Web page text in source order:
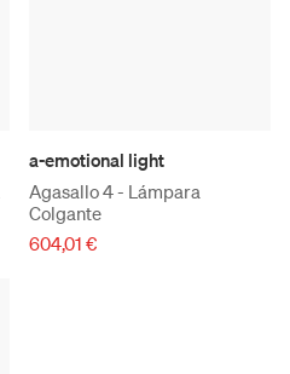
a-emotional light
Agasallo 4 - Lámpara
Colgante
604,01 €